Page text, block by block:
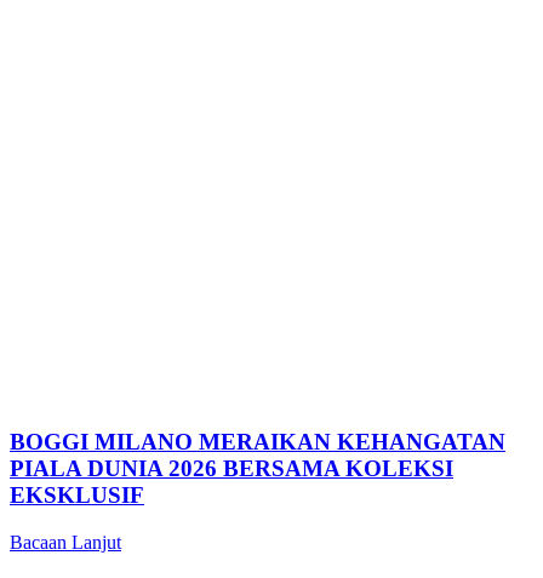
BOGGI MILANO MERAIKAN KEHANGATAN
PIALA DUNIA 2026 BERSAMA KOLEKSI
EKSKLUSIF
Bacaan Lanjut